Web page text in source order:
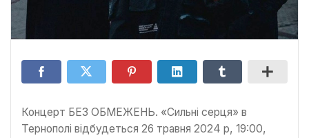
Концерт БЕЗ ОБМЕЖЕНЬ. «Сильні cерця» в
Тернополі відбудеться 26 травня 2024 р, 19:00,